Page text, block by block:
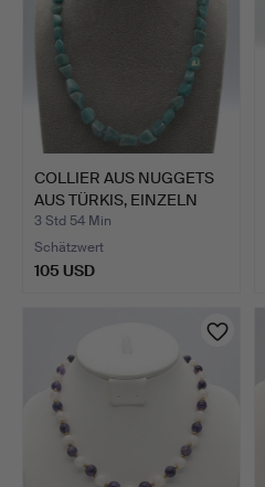
COLLIER AUS NUGGETS
AUS TÜRKIS, EINZELN
GE…
3 Std 54 Min
Schätzwert
105 USD